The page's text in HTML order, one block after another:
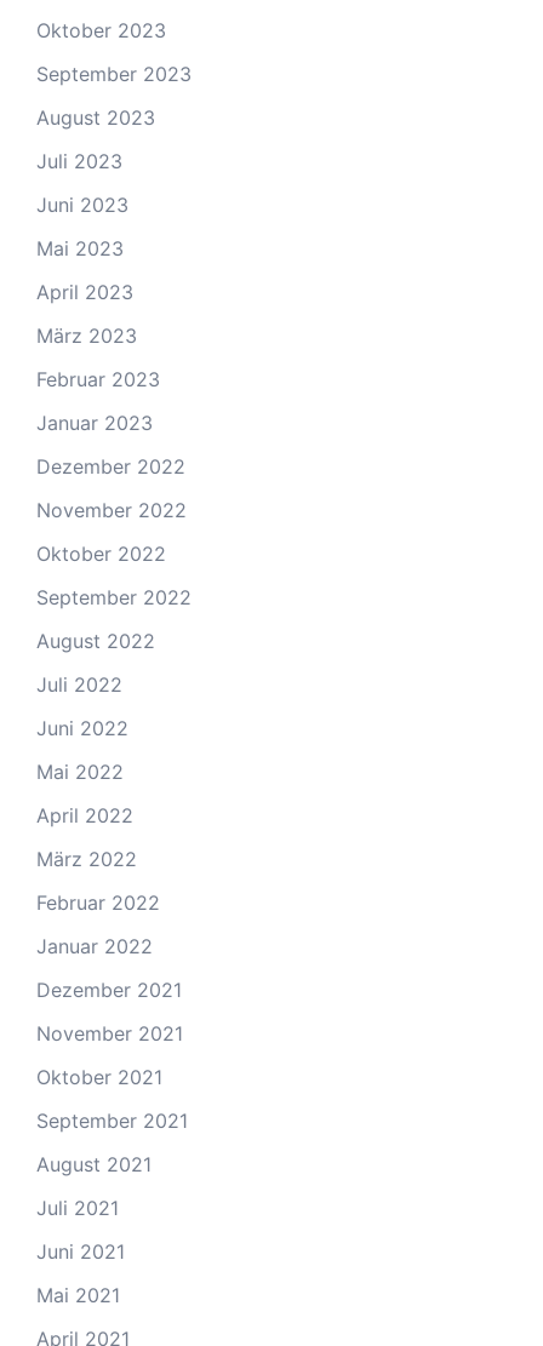
Oktober 2023
September 2023
August 2023
Juli 2023
Juni 2023
Mai 2023
April 2023
März 2023
Februar 2023
Januar 2023
Dezember 2022
November 2022
Oktober 2022
September 2022
August 2022
Juli 2022
Juni 2022
Mai 2022
April 2022
März 2022
Februar 2022
Januar 2022
Dezember 2021
November 2021
Oktober 2021
September 2021
August 2021
Juli 2021
Juni 2021
Mai 2021
April 2021